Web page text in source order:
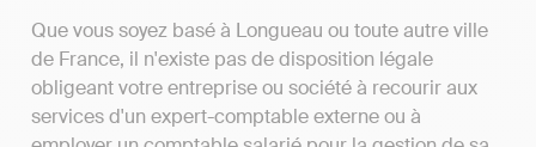
Que vous soyez basé à Longueau ou toute autre ville
de France, il n'existe pas de disposition légale
obligeant votre entreprise ou société à recourir aux
services d'un expert-comptable externe ou à